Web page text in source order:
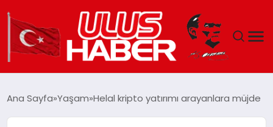
DÜNYA
Ana Sayfa Yaşam Helal kripto yatırımı arayanlara müjde